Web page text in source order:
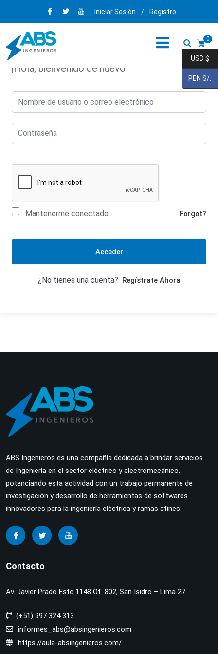
Iniciar Sesión / Registro
0
¡Hola, bienvenido de nuevo!
Mantenerme conectado Forgot?
Acceder
¿No tienes una cuenta? Regístrate Ahora
ABS Ingenieros es una compañía dedicada a brindar servicios
de Ingeniería en el sector eléctrico y electromecánico,
potenciando esta actividad con un trabajo permanente de
investigación y desarrollo de herramientas de softwares
innovadores para la ingeniería eléctrica y ramas afines.
Contacto
Av. Javier Prado Este 1148 Of. 802, San Isidro – Lima 27.
(+51) 997 324 313
informes_abs@absingenieros.com
https://aula-absingenieros.com/
USD $
PEN S/.